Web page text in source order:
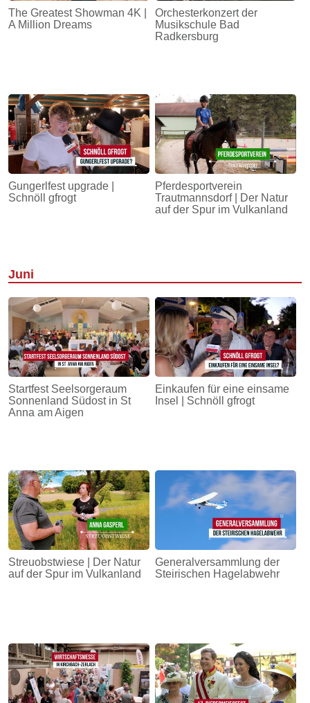
The Greatest Showman 4K |
A Million Dreams
Orchesterkonzert der
Musikschule Bad
Radkersburg
Gungerlfest upgrade |
Schnöll gfrogt
Pferdesportverein
Trautmannsdorf | Der Natur
auf der Spur im Vulkanland
Juni
Startfest Seelsorgeraum
Sonnenland Südost in St
Anna am Aigen
Einkaufen für eine einsame
Insel | Schnöll gfrogt
Streuobstwiese | Der Natur
auf der Spur im Vulkanland
Generalversammlung der
Steirischen Hagelabwehr